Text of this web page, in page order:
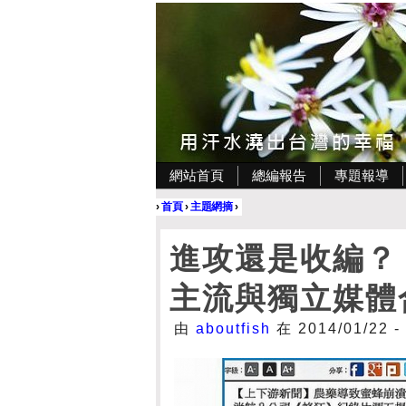
網站首頁 總編報告 專題報導
›首頁›主題網摘›
進攻還是收編
主流與獨立媒體
由 aboutfish 在 2014/01/22 -